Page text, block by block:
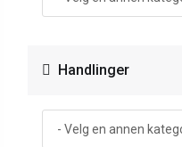
Handlinger